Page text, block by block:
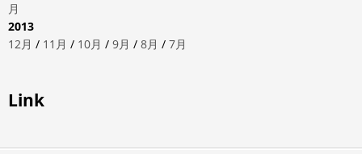
月
2013
12月 / 11月 / 10月 / 9月 / 8月 / 7月
Link